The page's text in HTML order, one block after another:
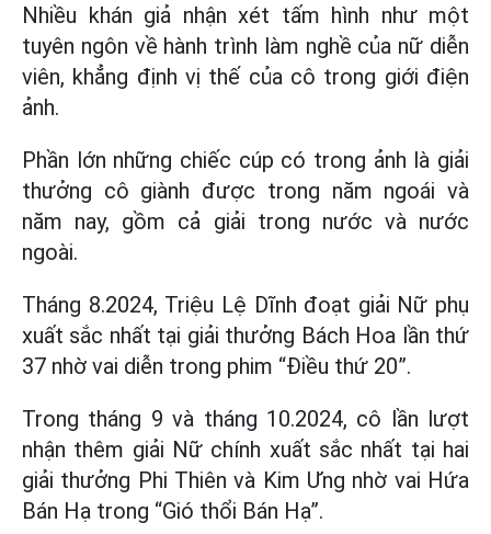
Nhiều khán giả nhận xét tấm hình như một
tuyên ngôn về hành trình làm nghề của nữ diễn
viên, khẳng định vị thế của cô trong giới điện
ảnh.
Phần lớn những chiếc cúp có trong ảnh là giải
thưởng cô giành được trong năm ngoái và
năm nay, gồm cả giải trong nước và nước
ngoài.
Tháng 8.2024, Triệu Lệ Dĩnh đoạt giải Nữ phụ
xuất sắc nhất tại giải thưởng Bách Hoa lần thứ
37 nhờ vai diễn trong phim “Điều thứ 20”.
Trong tháng 9 và tháng 10.2024, cô lần lượt
nhận thêm giải Nữ chính xuất sắc nhất tại hai
giải thưởng Phi Thiên và Kim Ưng nhờ vai Hứa
Bán Hạ trong “Gió thổi Bán Hạ”.